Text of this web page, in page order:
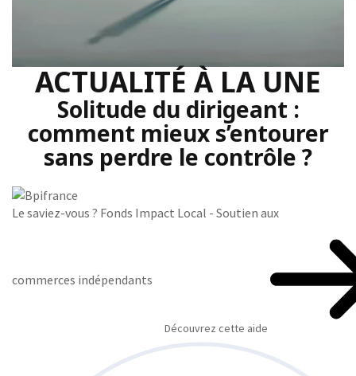
ACTUALITÉ À LA UNE
Solitude du dirigeant :
comment mieux s’entourer
sans perdre le contrôle ?
Le saviez-vous ? Fonds Impact Local - Soutien aux
commerces indépendants
Découvrez cette aide